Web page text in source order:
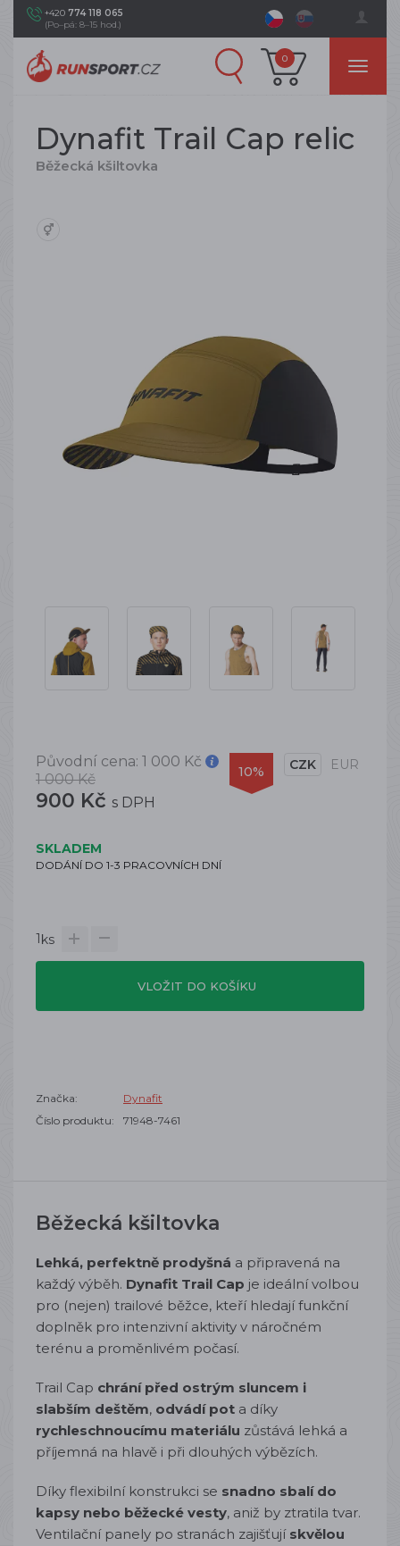
+420 774 118 065
(Po–pá: 8–15 hod.)
0
Dynafit Trail Cap relic
Běžecká kšiltovka
Původní cena: 1 000 Kč
1 000 Kč
900 Kč s DPH
10% CZK EUR
SKLADEM
DODÁNÍ DO 1-3 PRACOVNÍCH DNÍ
1ks
VLOŽIT DO KOŠÍKU
Značka:
Dynafit
Číslo produktu:
71948-7461
Běžecká kšiltovka
Lehká, perfektně prodyšná a připravená na
každý výběh. Dynafit Trail Cap je ideální volbou
pro (nejen) trailové běžce, kteří hledají funkční
doplněk pro intenzivní aktivity v náročném
terénu a proměnlivém počasí.
Trail Cap chrání před ostrým sluncem i
slabším deštěm, odvádí pot a díky
rychleschnoucímu materiálu zůstává lehká a
příjemná na hlavě i při dlouhých výbězích.
Díky flexibilní konstrukci se snadno sbalí do
kapsy nebo běžecké vesty, aniž by ztratila tvar.
Ventilační panely po stranách zajišťují skvělou